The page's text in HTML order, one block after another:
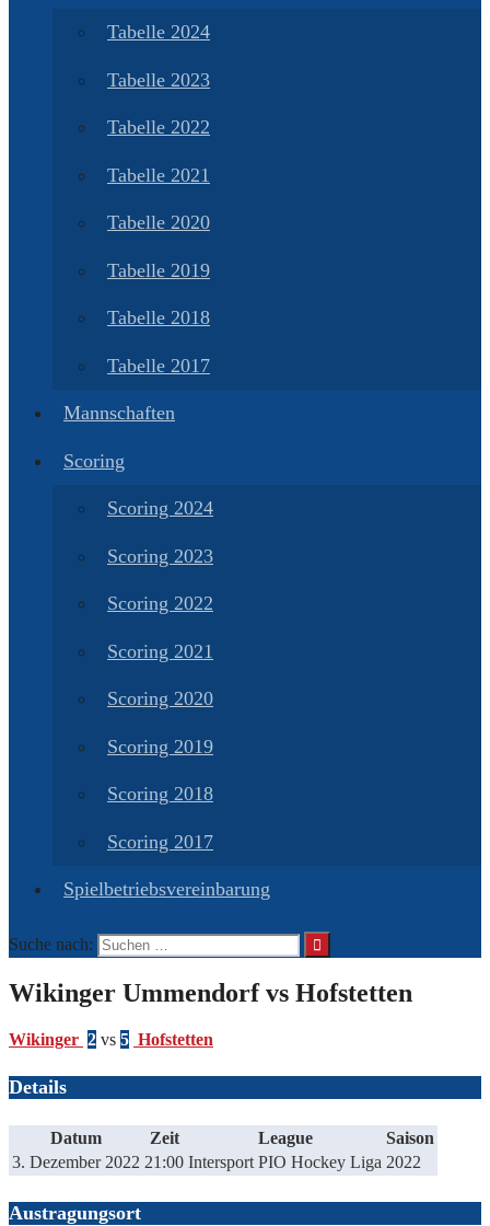
Tabelle 2024
Tabelle 2023
Tabelle 2022
Tabelle 2021
Tabelle 2020
Tabelle 2019
Tabelle 2018
Tabelle 2017
Mannschaften
Scoring
Scoring 2024
Scoring 2023
Scoring 2022
Scoring 2021
Scoring 2020
Scoring 2019
Scoring 2018
Scoring 2017
Spielbetriebsvereinbarung
Suche nach:
Wikinger Ummendorf vs Hofstetten
Wikinger 2 vs 5 Hofstetten
Details
Datum Zeit League
Saison
3. Dezember 2022 21:00 Intersport PIO Hockey Liga 2022
Austragungsort